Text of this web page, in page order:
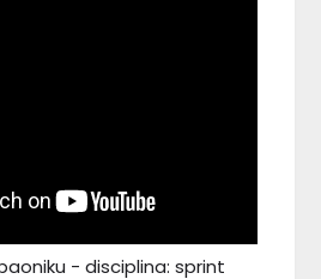
- disciplina: sprint